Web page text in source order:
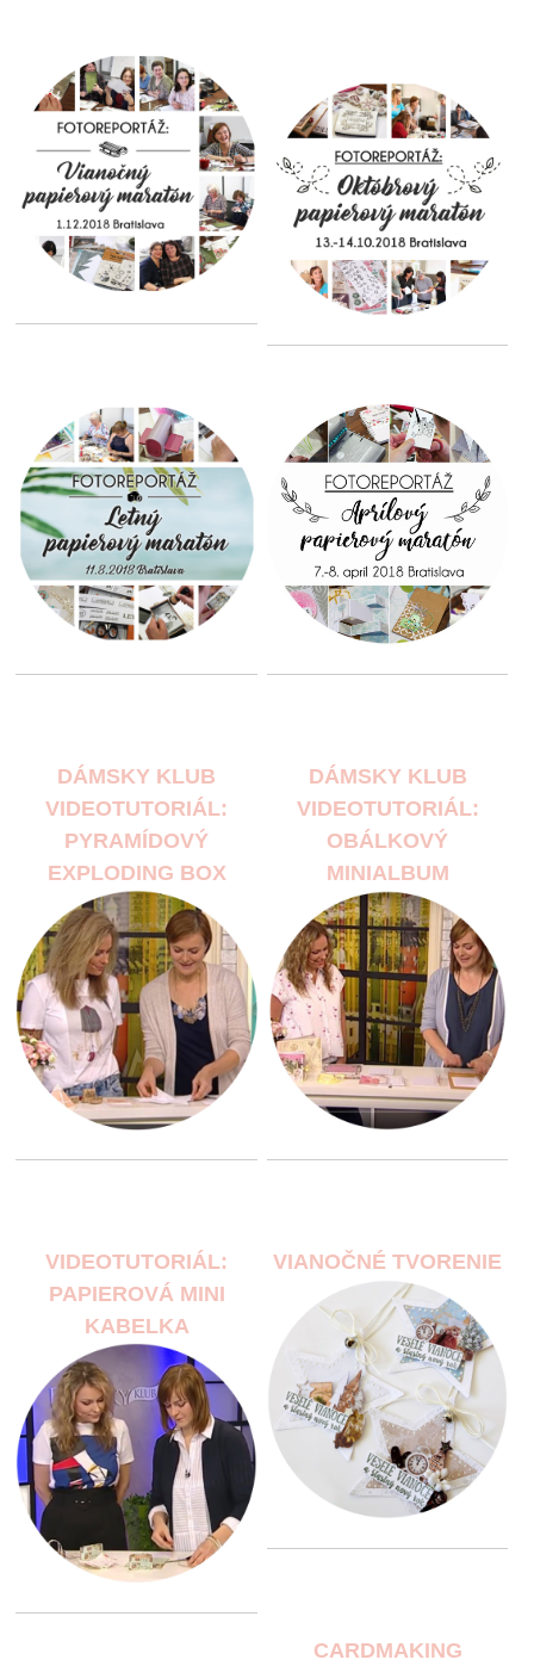
DÁMSKY KLUB
VIDEOTUTORIÁL:
PYRAMÍDOVÝ
EXPLODING BOX
DÁMSKY KLUB
VIDEOTUTORIÁL:
OBÁLKOVÝ
MINIALBUM
VIDEOTUTORIÁL:
PAPIEROVÁ MINI
KABELKA
VIANOČNÉ TVORENIE
CARDMAKING